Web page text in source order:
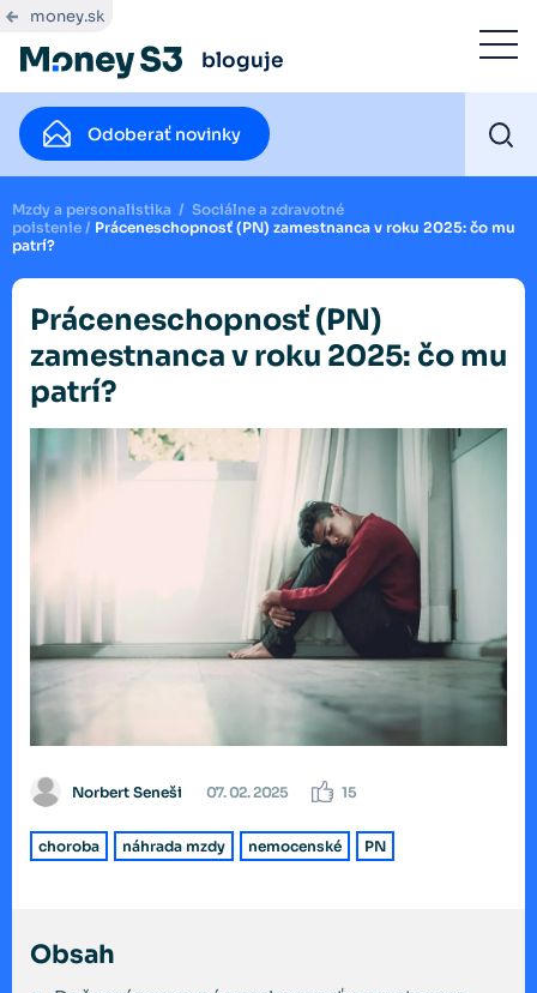
money.sk
bloguje
Odoberať novinky
Mzdy a personalistika / Sociálne a zdravotné
poistenie / Práceneschopnosť (PN) zamestnanca v roku 2025: čo mu
patrí?
Práceneschopnosť (PN)
zamestnanca v roku 2025: čo mu
patrí?
Norbert Seneši 07. 02. 2025 15
choroba náhrada mzdy nemocenské PN
Obsah